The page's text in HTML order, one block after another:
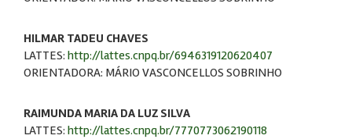
HILMAR TADEU CHAVES
LATTES: http://lattes.cnpq.br/6946319120620407
ORIENTADORA: MÁRIO VASCONCELLOS SOBRINHO
RAIMUNDA MARIA DA LUZ SILVA
LATTES: http://lattes.cnpq.br/7770773062190118